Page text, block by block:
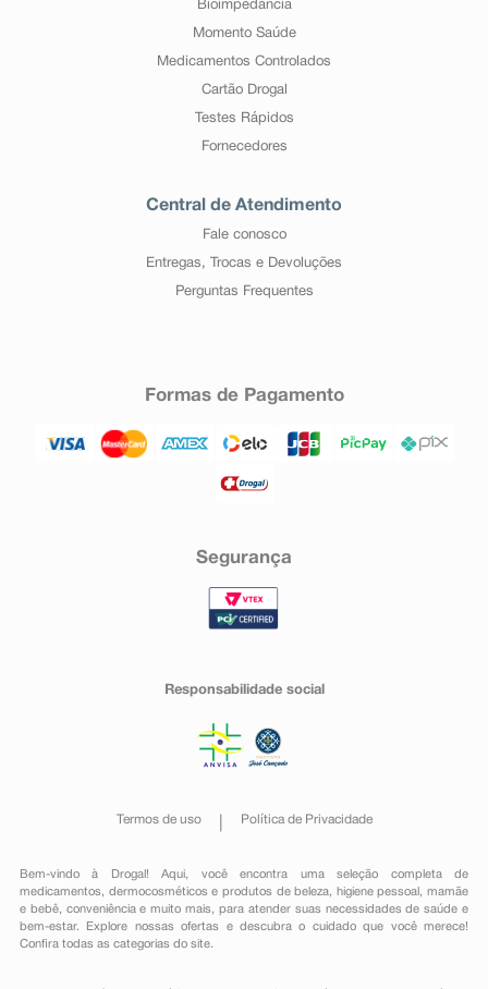
Bioimpedância
Momento Saúde
Medicamentos Controlados
Cartão Drogal
Testes Rápidos
Fornecedores
Central de Atendimento
Fale conosco
Entregas, Trocas e Devoluções
Perguntas Frequentes
Formas de Pagamento
Segurança
Responsabilidade social
Termos de uso Política de Privacidade
Bem-vindo à Drogal! Aqui, você encontra uma seleção completa de
medicamentos , dermocosméticos e produtos de beleza, higiene pessoal ,mamãe
e bebê, conveniênciae muito mais, para atender suas necessidades de saúde e
bem-estar. Explore nossas ofertas e descubra o cuidado que você merece!
Confira todas as categorias do site.